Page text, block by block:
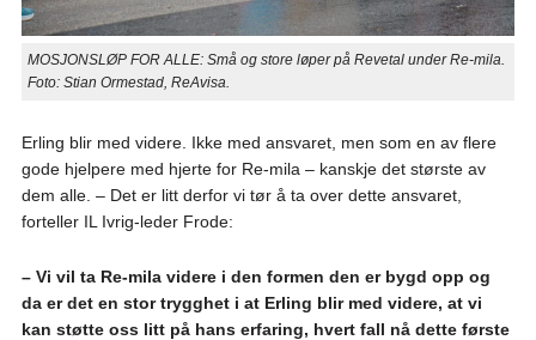
MOSJONSLØP FOR ALLE: Små og store løper på Revetal under Re-mila.
Foto: Stian Ormestad, ReAvisa.
Erling blir med videre. Ikke med ansvaret, men som en av flere
gode hjelpere med hjerte for Re-mila – kanskje det største av
dem alle. – Det er litt derfor vi tør å ta over dette ansvaret,
forteller IL Ivrig-leder Frode:
– Vi vil ta Re-mila videre i den formen den er bygd opp og
da er det en stor trygghet i at Erling blir med videre, at vi
kan støtte oss litt på hans erfaring, hvert fall nå dette første